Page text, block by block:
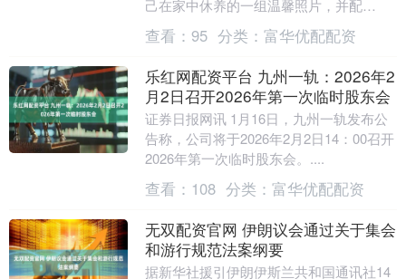
己在家中休养的一组温馨照片，并配
文：“幸福总会在某一刻变得具体，就像此
刻这样。”自从从意大....
查看： 95 分类： 富华优配配资
乐红网配资平台 九州一轨：2026年2
月2日召开2026年第一次临时股东会
证券日报网讯 1月16日，九州一轨发布公
告称，公司将于2026年2月2日14：00召开
2026年第一次临时股东会。....
查看： 108 分类： 富华优配配资
无双配资官网 伊朗议会通过关于集会
和游行规范法案纲要
据新华社援引伊朗伊斯兰共和国通讯社14